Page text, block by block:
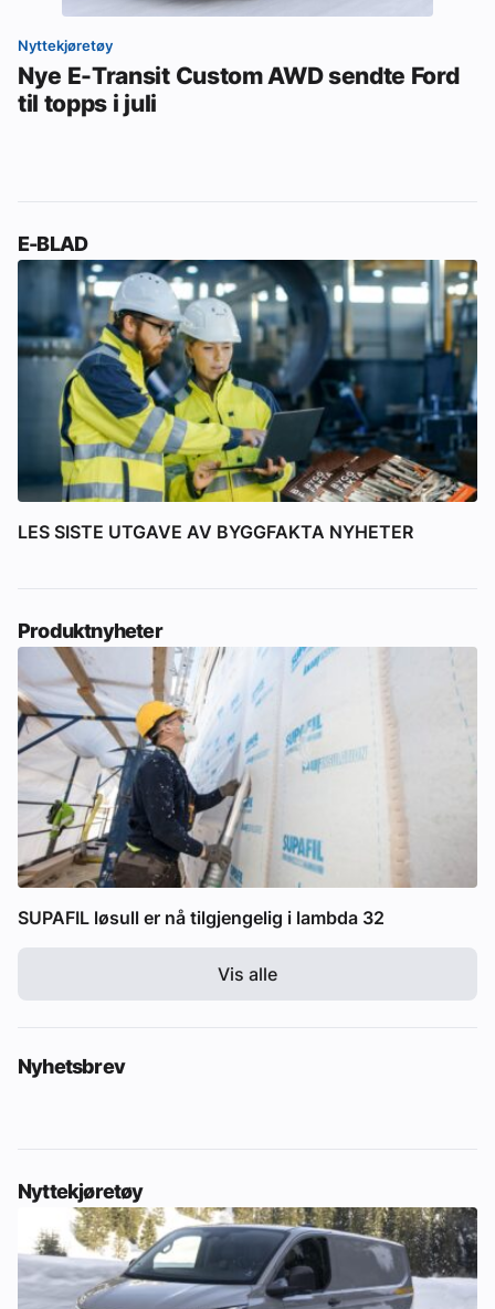
Nyttekjøretøy
Nye E-Transit Custom AWD sendte Ford
til topps i juli
E-BLAD
LES SISTE UTGAVE AV BYGGFAKTA NYHETER
Produktnyheter
SUPAFIL løsull er nå tilgjengelig i lambda 32
Vis alle
Nyhetsbrev
Nyttekjøretøy